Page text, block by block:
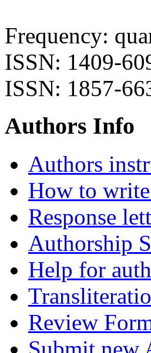
Frequency:
ISSN: 1409-
ISSN: 1857-
Authors Info
Authors
How to
Response
Authorship
Help for
Review